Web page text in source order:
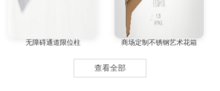
无障碍通道限位柱 商场定制不锈钢艺术花箱
查看全部